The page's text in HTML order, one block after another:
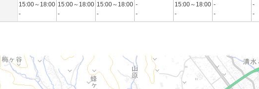
15:00～18:00
-
15:00～18:00
-
15:00～18:00
-
-
-
15:00～18:00
-
-
-
-
-